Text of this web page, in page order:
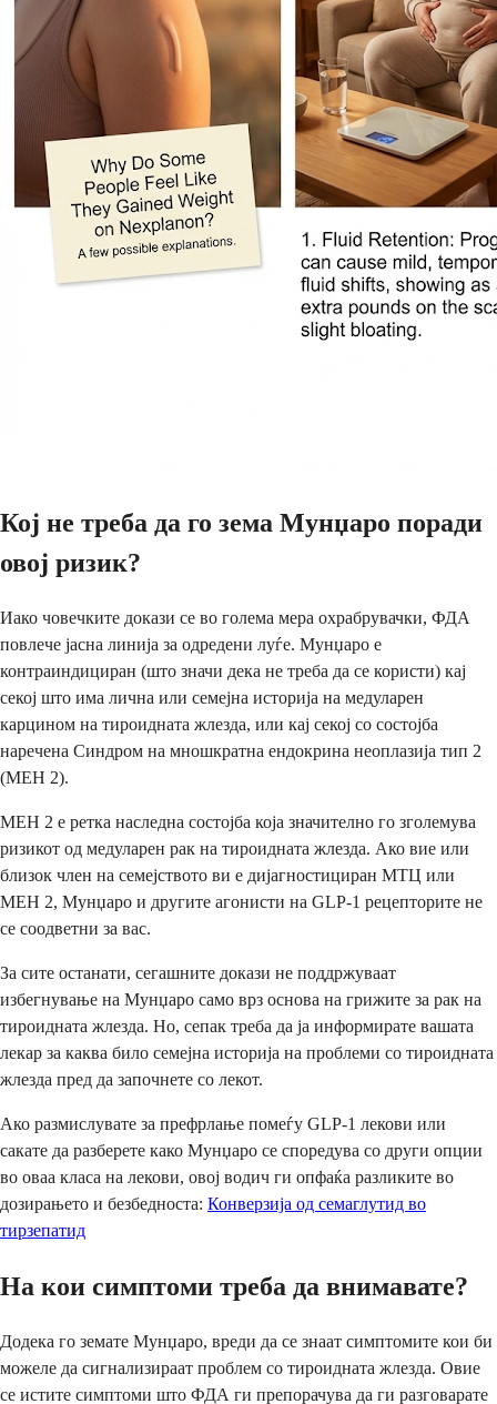
Кој не треба да го зема Мунџаро поради
овој ризик?
Иако човечките докази се во голема мера охрабрувачки, ФДА
повлече јасна линија за одредени луѓе. Мунџаро е
контраиндициран (што значи дека не треба да се користи) кај
секој што има лична или семејна историја на медуларен
карцином на тироидната жлезда, или кај секој со состојба
наречена Синдром на мношкратна ендокрина неоплазија тип 2
(МЕН 2).
МЕН 2 е ретка наследна состојба која значително го зголемува
ризикот од медуларен рак на тироидната жлезда. Ако вие или
близок член на семејството ви е дијагностициран МТЦ или
МЕН 2, Мунџаро и другите агонисти на GLP-1 рецепторите не
се соодветни за вас.
За сите останати, сегашните докази не поддржуваат
избегнување на Мунџаро само врз основа на грижите за рак на
тироидната жлезда. Но, сепак треба да ја информирате вашата
лекар за каква било семејна историја на проблеми со тироидната
жлезда пред да започнете со лекот.
Ако размислувате за префрлање помеѓу GLP-1 лекови или
сакате да разберете како Мунџаро се споредува со други опции
во оваа класа на лекови, овој водич ги опфаќа разликите во
дозирањето и безбедноста: Конверзија од семаглутид во
тирзепатид
На кои симптоми треба да внимавате?
Додека го земате Мунџаро, вреди да се знаат симптомите кои би
можеле да сигнализираат проблем со тироидната жлезда. Овие
се истите симптоми што ФДА ги препорачува да ги разговарате